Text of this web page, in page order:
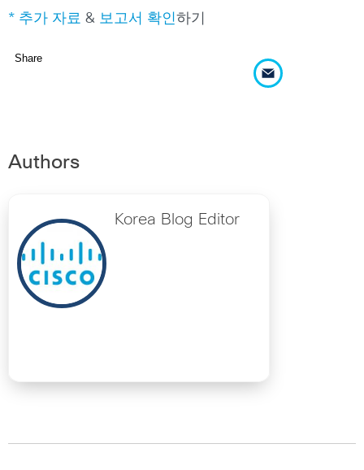
* 추가 자료 & 보고서 확인하기
Share
Authors
Korea Blog Editor